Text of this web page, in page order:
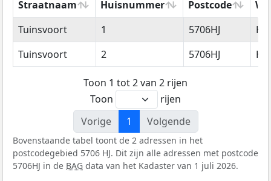
Straatnaam Huisnummer Postcode
Straatnaam
Huisnummer Postcode
Tuinsvoort 1 5706HJ
Tuinsvoort
2 5706HJ
Toon 1 tot 2 van 2 rijen
Toon
rijen
Vorige
1 Volgende
Bovenstaande tabel toont de 2 adressen in het
postcodegebied 5706 HJ. Dit zijn alle adressen met postcode
5706HJ in de BAG data van het Kadaster van 1 juli 2026.